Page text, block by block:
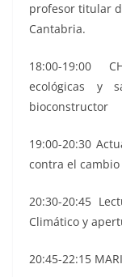
profesor titular
Cantabria.
18:00-19:00
ecológicas y
bioconstructor
19:00-20:30
contra el
20:30-20:45
Climático y
20:45-22:15